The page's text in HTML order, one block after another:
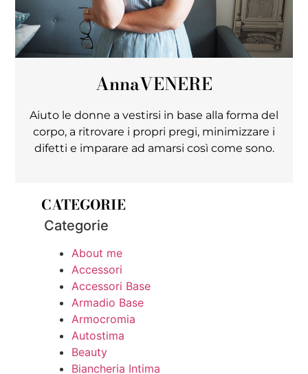
AnnaVENERE
Aiuto le donne a vestirsi in base alla forma del
corpo, a ritrovare i propri pregi, minimizzare i
difetti e imparare ad amarsi così come sono.
CATEGORIE
Categorie
About me
Accessori
Accessori Base
Armadio Base
Armocromia
Autostima
Beauty
Biancheria Intima